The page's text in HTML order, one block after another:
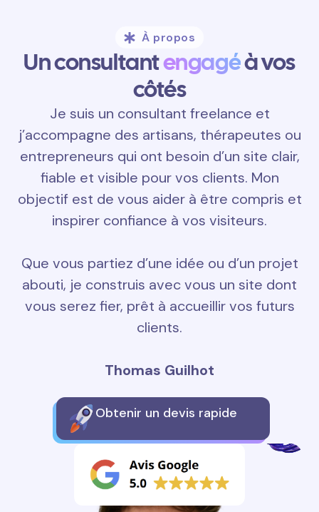
À propos
Un consultantengagéà vos
côtés
Je suis un consultant freelance et
j’accompagne des artisans, thérapeutes ou
entrepreneurs qui ont besoin d’un site clair,
fiable et visible pour vos clients. Mon
objectif est de vous aider à être compris et
inspirer confiance à vos visiteurs.
Que vous partiez d’une idée ou d’un projet
abouti, je construis avec vous un site dont
vous serez fier, prêt à accueillir vos futurs
clients.
Thomas Guilhot
Obtenir un devis rapide